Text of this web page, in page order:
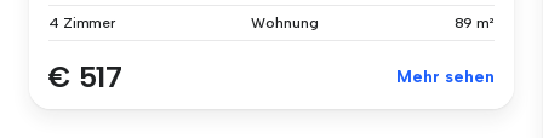
4 Zimmer Wohnung 89 m²
€ 517 Mehr sehen